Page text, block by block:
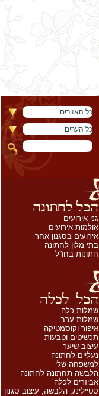
כל האזורים
כל הערים
גני אירועים
אולמות אירועים
אירועים בסגנון אחר
בתי מלון לחתונה
חתונות בחו''ל
שמלות כלה
שמלות ערב
איפור וקוסמטיקה
תכשיטים וטבעות
עיצוב שיער
נעליים לחתונה
למשפחה שלי
הלבשה תחתונה לחתונה
אביזרים לכלה
סטיילינג, הלבשה, עיצוב סגנון